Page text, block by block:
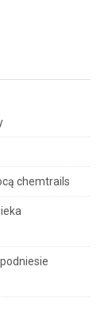
chemtrails